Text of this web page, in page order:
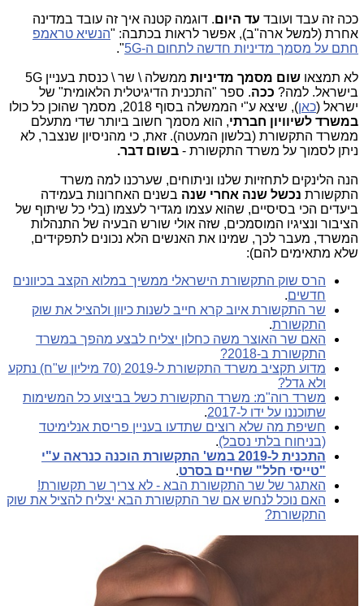
ככה זה עבד ועובד עד היום. דוגמה קטנה איך זה עובד במדינה
אחרת (למשל ארה"ב), אפשר לראות בכתבה: "הנשיא טראמפ
חתם על מסמך מדיניות חדשה לתחום ה-5G
".
לא תמצאו שום מסמך מדיניות
ממשלה \ שר \ כנסת בעניין 5G
בישראל. למה? ככה. ספר "התכנית הדיגיטלית הלאומית" של
ישראל (כאן), שיצא ע"י הממשלה בסוף 2018, מסמך שהוכן כל כולו
במשרד לשיוויון חברתי, הוא מסמך חשוב ביותר שדי מתעלם
ממשרד התקשורת (בלשון המעטה). זאת, כי מהניסיון שנצבר, לא
ניתן לסמוך על משרד התקשורת - בשום דבר.
הנה הלינקים לתחזיות שלנו וניתוחים, שערכנו למה משרד
התקשורת נכשל שנה אחרי שנה בשנים האחרונות בעמידה
ביעדים הכי בסיסיים, שהוא עצמו מגדיר לעצמו (בלי כל שיתוף של
הציבור ונציגיו המוסמכים, שזה אולי שורש הבעיה של התנהלות
המשרד, מעבר לכך, שמינו את האנשים הלא נכונים לתפקידים,
שלא מתאימים להם):
הרס שוק התקשורת הישראלי ממשיך במלוא הקצב בכיוונים
חדשים.
שר התקשורת איוב קרא חייב לשנות כיוון ולהציל את שוק
התקשורת.
האם שר האוצר משה כחלון יצליח לבצע מהפך במשרד
התקשורת ב-2018?
מדוע תקציב משרד התקשורת ל-2019 (70 מיליון ש"ח) נתקע
ולא גדל?
משרד רוה"מ: משרד התקשורת כשל בביצוע כל המשימות
שתוכננו על ידו ל-2017
.
חשיפת מה שלא רוצים שתדעו בעניין פריסת אנלימיטד
(בניחוח בלתי נסבל).
התכנית ל-2019 במש' התקשורת הוכנה כנראה ע"י
"טייסי חלל" שחיים בסרט.
האתגר של שר התקשורת הבא - לא צריך שר תקשורת!
האם נוכל לנחש אם שר התקשורת הבא יצליח להציל את שוק
התקשורת?